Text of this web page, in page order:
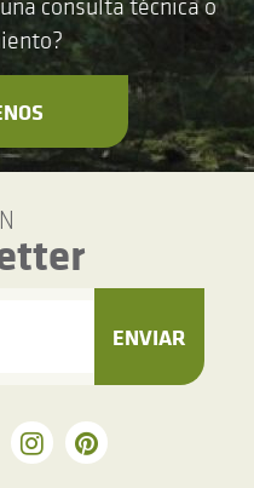
consulta técnica o
ENVIAR